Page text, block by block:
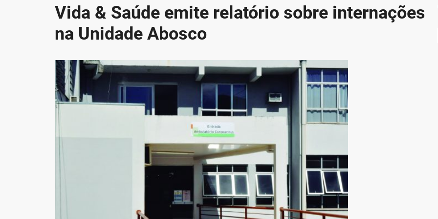
Vida & Saúde emite relatório sobre internações
na Unidade Abosco